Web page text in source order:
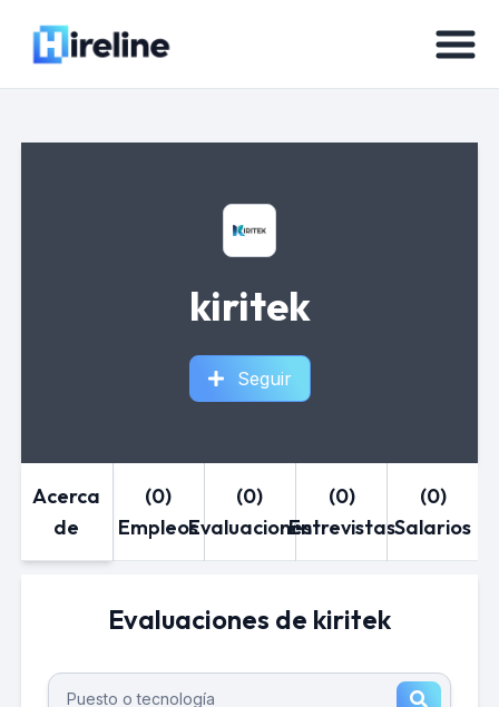
kiritek
Seguir
Acerca
de
(0)
Empleos
(0)
Evaluaciones
(0)
Entrevistas
(0)
Salarios
Evaluaciones de kiritek